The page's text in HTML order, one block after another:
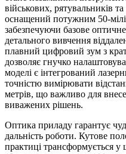
військових, рятувальників
оснащений потужним 50-
забезпечуючи базове
детального вивчення
плавний цифровий зум з
дозволяє гнучко
моделі є інтегрований
точністю вимірювати
метрів, що важливо для
виважених рішень.
Оптика приладу гарантує
дальність роботи. Кутове
практиці трансформується у